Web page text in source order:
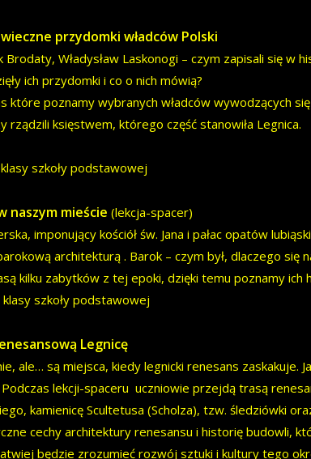
przydomki władców Polski
Władysław Laskonogi – czym zapisali się w
ich przydomki i co o nich mówią?
które poznamy wybranych władców wywodzących
rządzili księstwem, którego część stanowiła Legnica.
szkoły podstawowej
naszym mieście (lekcja-spacer)
imponujący kościół św. Jana i pałac opatów
architekturą . Barok – czym był, dlaczego się
kilku zabytków z tej epoki, dzięki temu poznamy ich
szkoły podstawowej
Legnicę
ale… są miejsca, kiedy legnicki renesans zaskakuje.
lekcji-spaceru uczniowie przejdą trasą
kamienicę Scultetusa (Scholza), tzw. śledziówki
cechy architektury renesansu i historię budowli,
będzie zrozumieć rozwój sztuki i kultury tego